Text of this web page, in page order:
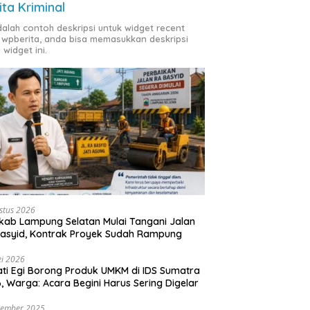
Kriminal
contoh deskripsi untuk widget recent
anda bisa memasukkan deskripsi
widget ini.
2026
Lampung Selatan Mulai Tangani Jalan
Kontrak Proyek Sudah Rampung
2026
Egi Borong Produk UMKM di IDS Sumatra
Warga: Acara Begini Harus Sering Digelar